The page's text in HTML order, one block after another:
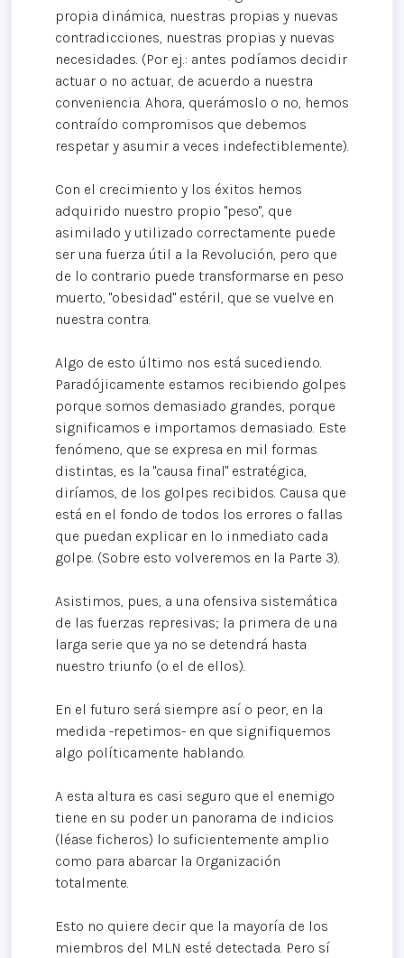
propia dinámica, nuestras propias y nuevas
contradicciones, nuestras propias y nuevas
necesidades. (Por ej.: antes podíamos decidir
actuar o no actuar, de acuerdo a nuestra
conveniencia. Ahora, querámoslo o no, hemos
contraído compromisos que debemos
respetar y asumir a veces indefectiblemente).
Con el crecimiento y los éxitos hemos
adquirido nuestro propio "peso", que
asimilado y utilizado correctamente puede
ser una fuerza útil a la Revolución, pero que
de lo contrario puede transformarse en peso
muerto, "obesidad" estéril, que se vuelve en
nuestra contra.
Algo de esto último nos está sucediendo.
Paradójicamente estamos recibiendo golpes
porque somos demasiado grandes, porque
significamos e importamos demasiado. Este
fenómeno, que se expresa en mil formas
distintas, es la "causa final" estratégica,
diríamos, de los golpes recibidos. Causa que
está en el fondo de todos los errores o fallas
que puedan explicar en lo inmediato cada
golpe. (Sobre esto volveremos en la Parte 3).
Asistimos, pues, a una ofensiva sistemática
de las fuerzas represivas; la primera de una
larga serie que ya no se detendrá hasta
nuestro triunfo (o el de ellos).
En el futuro será siempre así o peor, en la
medida -repetimos- en que signifiquemos
algo políticamente hablando.
A esta altura es casi seguro que el enemigo
tiene en su poder un panorama de indicios
(léase ficheros) lo suficientemente amplio
como para abarcar la Organización
totalmente.
Esto no quiere decir que la mayoría de los
miembros del MLN esté detectada. Pero sí